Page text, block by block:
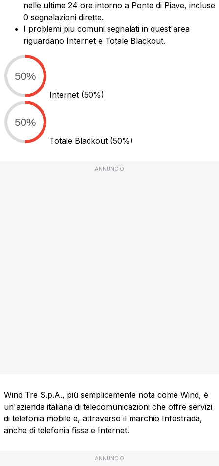
nelle ultime 24 ore intorno a Ponte di Piave, incluse
0 segnalazioni dirette.
I problemi piu comuni segnalati in quest'area
riguardano Internet e Totale Blackout.
50%
Internet (50%)
50%
Totale Blackout (50%)
ANNUNCIO
Wind Tre S.p.A., più semplicemente nota come Wind, è
un'azienda italiana di telecomunicazioni che offre servizi
di telefonia mobile e, attraverso il marchio Infostrada,
anche di telefonia fissa e Internet.
ANNUNCIO